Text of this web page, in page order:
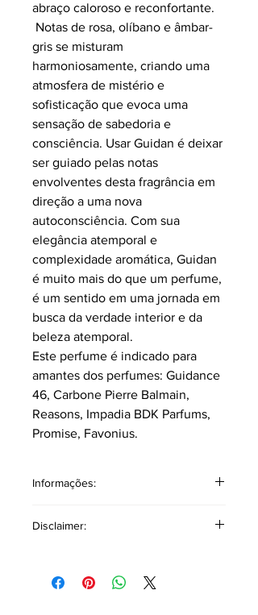
abraço caloroso e reconfortante.
Notas de rosa, olíbano e âmbar-
gris se misturam
harmoniosamente, criando uma
atmosfera de mistério e
sofisticação que evoca uma
sensação de sabedoria e
consciência. Usar Guidan é deixar
ser guiado pelas notas
envolventes desta fragrância em
direção a uma nova
autoconsciência. Com sua
elegância atemporal e
complexidade aromática, Guidan
é muito mais do que um perfume,
é um sentido em uma jornada em
busca da verdade interior e da
beleza atemporal.
Este perfume é indicado para
amantes dos perfumes: Guidance
46, Carbone Pierre Balmain,
Reasons, Impadia BDK Parfums,
Promise, Favonius.
Informações:
Pirâmide Olfativa
Açafrão, Jasmim Sambac.
Disclaimer:
marcas têm como único objetivo
auxiliar na descrição olfativa,